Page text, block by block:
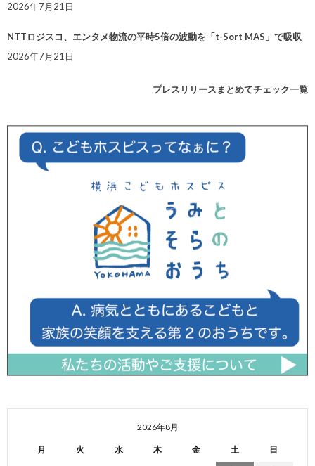
2026年7月21日
NTTロジスコ、エンタメ物流の平時5倍の波動を「t-Sort MAS」で吸収
2026年7月21日
プレスリリースまとめてチェック一覧
2026年8月
月 火 水 木 金 土 日